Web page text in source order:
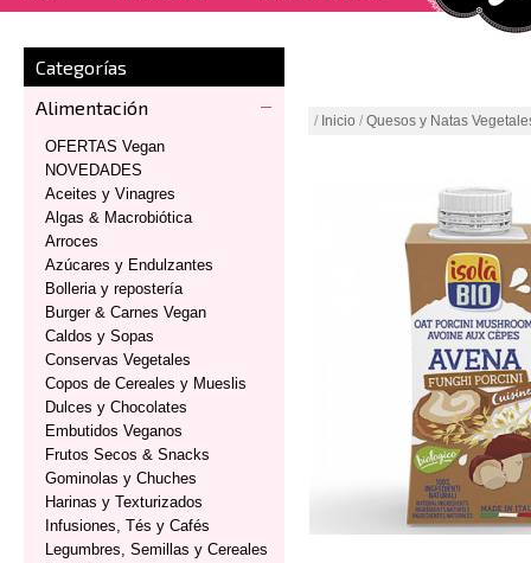
Categorías
Alimentación
OFERTAS Vegan
NOVEDADES
Aceites y Vinagres
Algas & Macrobiótica
Arroces
Azúcares y Endulzantes
Bolleria y repostería
Burger & Carnes Vegan
Caldos y Sopas
Conservas Vegetales
Copos de Cereales y Mueslis
Dulces y Chocolates
Embutidos Veganos
Frutos Secos & Snacks
Gominolas y Chuches
Harinas y Texturizados
Infusiones, Tés y Cafés
Legumbres, Semillas y Cereales
/ Inicio / Quesos y Natas